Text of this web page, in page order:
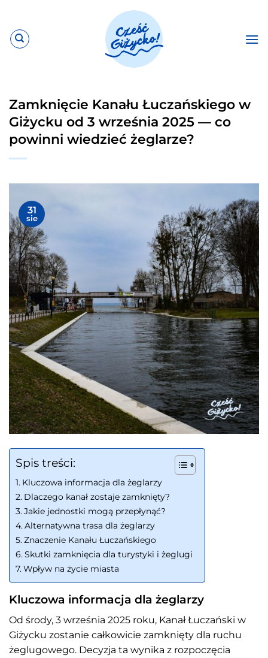
zawartości
Zamknięcie Kanału Łuczańskiego w
Giżycku od 3 września 2025 — co
powinni wiedzieć żeglarze?
31
sie
Spis treści:
Kluczowa informacja dla żeglarzy
Dlaczego kanał zostaje zamknięty?
Jakie jednostki mogą przepłynąć?
Alternatywna trasa dla żeglarzy
Znaczenie Kanału Łuczańskiego
Skutki zamknięcia dla turystyki i żeglugi
Wpływ na życie miasta
Kluczowa informacja dla żeglarzy
Od środy, 3 września 2025 roku, Kanał Łuczański w
Giżycku zostanie całkowicie zamknięty dla ruchu
żeglugowego. Decyzja ta wynika z rozpoczęcia